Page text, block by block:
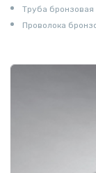
Труба бронзовая
Проволока